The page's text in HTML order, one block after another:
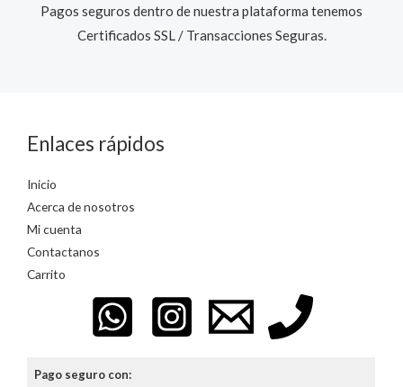
Pagos seguros dentro de nuestra plataforma tenemos
Certificados SSL / Transacciones Seguras.​
Enlaces rápidos
Inicio
Acerca de nosotros
Mi cuenta
Contactanos
Carrito
Pago seguro con: